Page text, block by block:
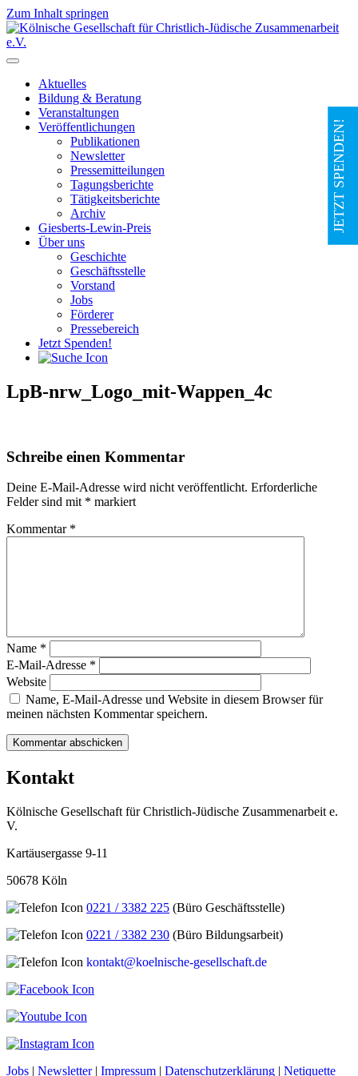
Zum Inhalt springen
Hauptnavigation
Aktuelles
Bildung & Beratung
Veranstaltungen
Veröffentlichungen
Publikationen
Newsletter
Pressemitteilungen
Tagungsberichte
Tätigkeitsberichte
Archiv
Giesberts-Lewin-Preis
Über uns
Geschichte
Geschäftsstelle
Vorstand
Jobs
Förderer
Pressebereich
Jetzt Spenden!
LpB-nrw_Logo_mit-Wappen_4c
Schreibe einen Kommentar
Deine E-Mail-Adresse wird nicht veröffentlicht. Erforderliche
Felder sind mit * markiert
Kommentar *
Name *
E-Mail-Adresse *
Website
Name, E-Mail-Adresse und Website in diesem Browser für
meinen nächsten Kommentar speichern.
Kontakt
Kölnische Gesellschaft für Christlich-Jüdische Zusammenarbeit e.
V.
Kartäusergasse 9-11
50678 Köln
0221 / 3382 225 (Büro Geschäftsstelle)
0221 / 3382 230 (Büro Bildungsarbeit)
kontakt@koelnische-gesellschaft.de
Jobs | Newsletter| Impressum | Datenschutzerklärung | Netiquette
JETZT SPENDEN!